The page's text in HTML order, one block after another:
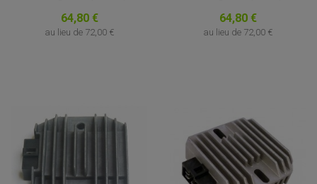
64,80 €
au lieu de 72,00 €
64,80 €
au lieu de 72,00 €